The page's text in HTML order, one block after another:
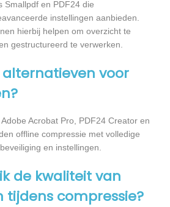
Smallpdf en PDF24 die
instellingen aanbieden.
hierbij helpen om overzicht te
gestructureerd te verwerken.
voor
Acrobat Pro, PDF24 Creator en
offline compressie met volledige
en instellingen.
de kwaliteit van
tijdens compressie?